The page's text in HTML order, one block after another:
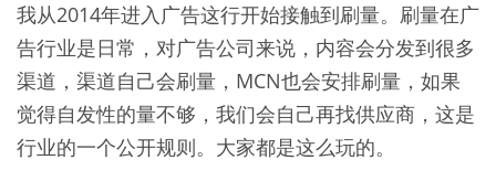
我从2014年进入广告这行开始接触到刷量。刷量在广
告行业是日常，对广告公司来说，内容会分发到很多
渠道，渠道自己会刷量，MCN也会安排刷量，如果
觉得自发性的量不够，我们会自己再找供应商，这是
行业的一个公开规则。大家都是这么玩的。